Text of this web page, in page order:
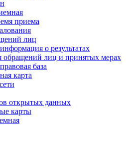
приема
лиц
о результатах
обращений лиц и принятых мерах
база
карта
открытых данных
карты